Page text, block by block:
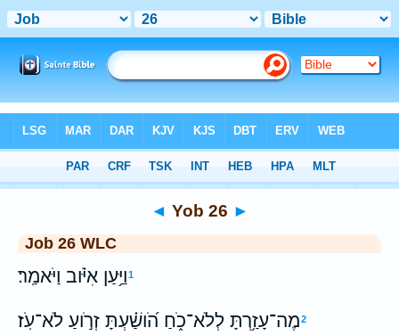
◄ Yob 26 ►
Job 26 WLC
1וַיַּ֥עַן אִיֹּ֗וב וַיֹּאמַֽר׃
2מֶה־עָזַ֥רְתָּ לְלֹא־כֹ֑חַ הֹ֝ושַׁ֗עְתָּ זְרֹ֣ועַ לֹא־עֹֽז׃